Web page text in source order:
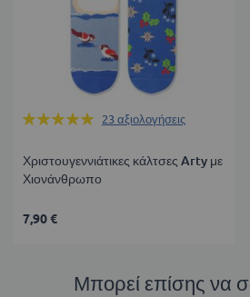
Βαθμολογία:
23 αξιολογήσεις
Χριστουγεννιάτικες κάλτσες Arty με
Χιονάνθρωπο
7,90 €
Μπορεί επίσης να